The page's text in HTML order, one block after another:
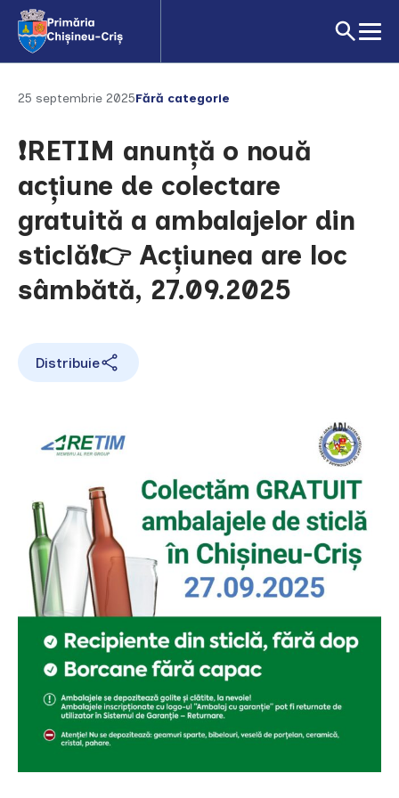
25 septembrie 2025Fără categorie
❗RETIM anunță o nouă
acțiune de colectare
gratuită a ambalajelor din
sticlă❗️👉 Acțiunea are loc
sâmbătă, 27.09.2025
Distribuie